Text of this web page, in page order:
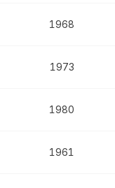
1968
1973
1980
1961